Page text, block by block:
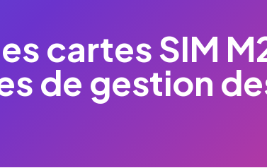
cartes SIM
de gestion